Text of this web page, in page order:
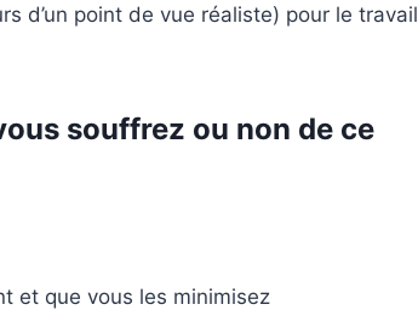
d’un point de vue réaliste) pour le travail
souffrez ou non de ce
et que vous les minimisez